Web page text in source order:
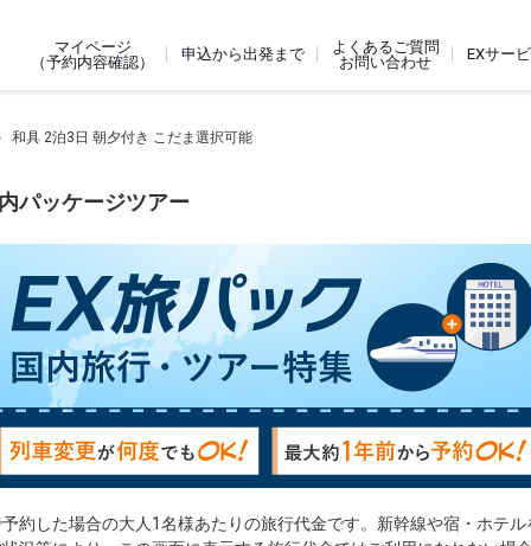
マイページ
（予約内容確認）
申込から出発まで
よくあるご質問
お問い合わせ
EXサー
和具 2泊3日 朝夕付き こだま選択可能
パッケージツアー
約した場合の大人1名様あたりの旅行代金です。新幹線や宿・ホテ